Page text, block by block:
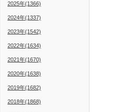
2025年(1366)
2024年(1337)
2023年(1542)
2022年(1634)
2021年(1670)
2020年(1638)
2019年(1682)
2018年(1868)